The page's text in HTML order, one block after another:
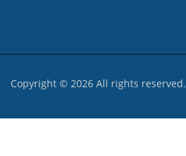
Copyright © 2026 All rights reserved.